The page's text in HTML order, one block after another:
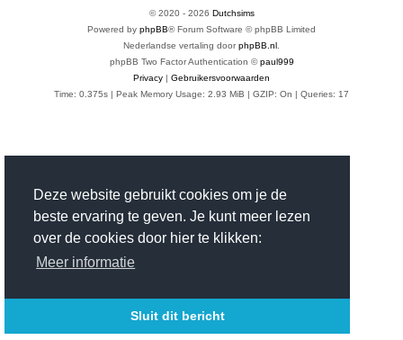
Deze website gebruikt cookies om je de
beste ervaring te geven. Je kunt meer lezen
over de cookies door hier te klikken:
Meer informatie
Sluit dit bericht
© 2020 - 2026 Dutchsims
Powered by phpBB® Forum Software © phpBB Limited
Nederlandse vertaling doorphpBB.nl
phpBB Two Factor Authentication ©paul999
Privacy | Gebruikersvoorwaarden
Time: 0.375s | Peak Memory Usage: 2.93 MiB | GZIP: On | Queries: 17